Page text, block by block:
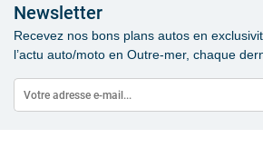
Newsletter
Recevez nos bons plans autos en
l’actu auto/moto en Outre-mer, chaque